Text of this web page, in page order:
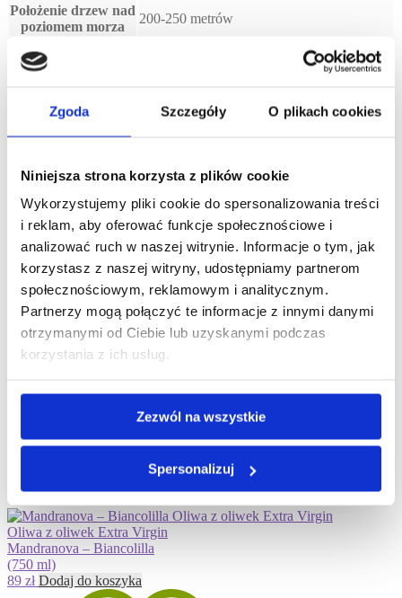
Zgoda Szczegóły O plikach cookies
Niniejsza strona korzysta z plików cookie
Wykorzystujemy pliki cookie do spersonalizowania treści
i reklam, aby oferować funkcje społecznościowe i
analizować ruch w naszej witrynie. Informacje o tym, jak
korzystasz z naszej witryny, udostępniamy partnerom
społecznościowym, reklamowym i analitycznym.
Partnerzy mogą połączyć te informacje z innymi danymi
otrzymanymi od Ciebie lub uzyskanymi podczas
korzystania z ich usług.
Zezwól na wszystkie
Spersonalizuj
Położenie drzew nad
poziomem morza
200-250 metrów
Metoda zbioru
Metoda tłoczenia Tradycyjna, na zimno
Kwasowość 0,2%
Balans łagodność -
ostrość
2/5
Zastosowanie
Doskonale sprawdza się w makaronach oraz
z pieczywem i surowymi warzywami
październik 2027
Podobne produkty
Oliwa z oliwek Extra Virgin
Mandranova – Biancolilla
(750 ml)
89 zł Dodaj do koszyka